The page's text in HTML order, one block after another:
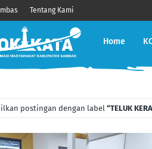
Tentang Kami
Home
postingan dengan label TELUK